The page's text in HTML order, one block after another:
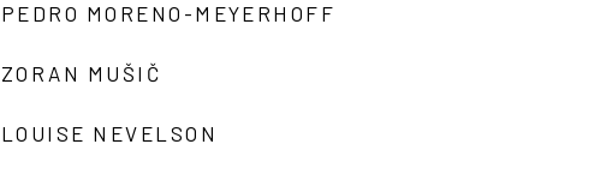
PEDRO MORENO-MEYERHOFF
ZORAN MUŠIČ
LOUISE NEVELSON